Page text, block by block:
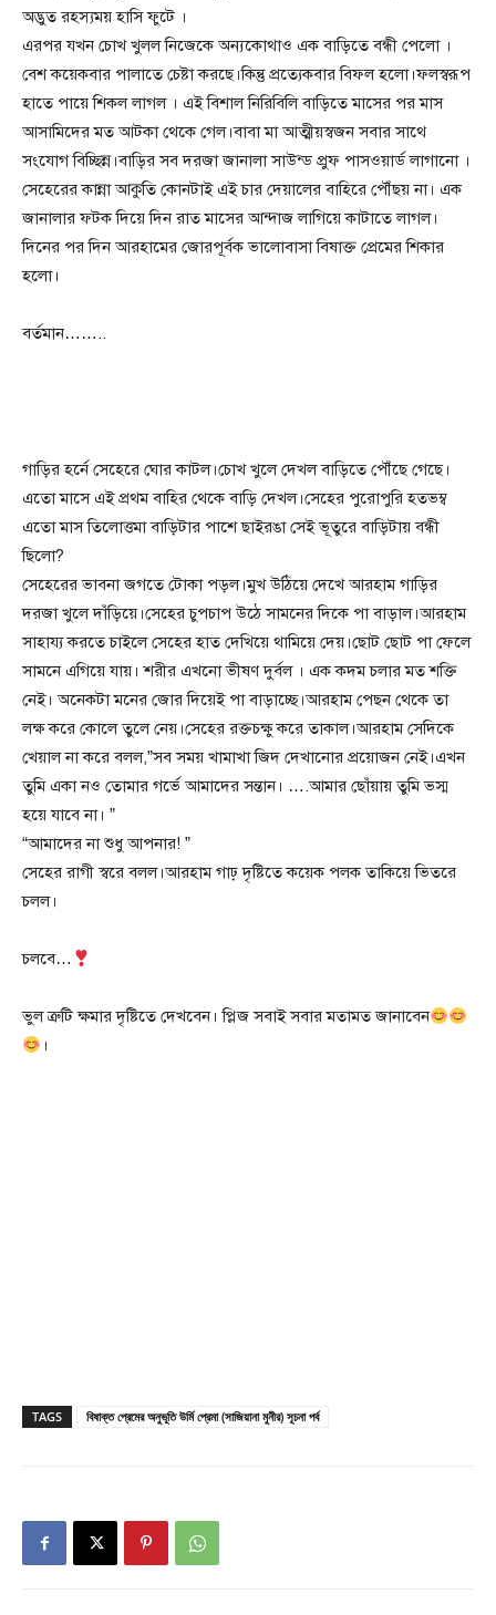
অদ্ভুত রহস্যময় হাসি ফুটে ।
এরপর যখন চোখ খুলল নিজেকে অন্যকোথাও এক বাড়িতে বন্ধী পেলো ।
বেশ কয়েকবার পালাতে চেষ্টা করছে।কিন্তু প্রত্যেকবার বিফল হলো।ফলস্বরূপ
হাতে পায়ে শিকল লাগল । এই বিশাল নিরিবিলি বাড়িতে মাসের পর মাস
আসামিদের মত আটকা থেকে গেল।বাবা মা আত্মীয়স্বজন সবার সাথে
সংযোগ বিচ্ছিন্ন।বাড়ির সব দরজা জানালা সাউন্ড প্রুফ পাসওয়ার্ড লাগানো ।
সেহেরের কান্না আকুতি কোনটাই এই চার দেয়ালের বাহিরে পৌঁছয় না। এক
জানালার ফটক দিয়ে দিন রাত মাসের আন্দাজ লাগিয়ে কাটাতে লাগল।
দিনের পর দিন আরহামের জোরপূর্বক ভালোবাসা বিষাক্ত প্রেমের শিকার
হলো।
বর্তমান……..
গাড়ির হর্নে সেহেরে ঘোর কাটল।চোখ খুলে দেখল বাড়িতে পৌঁছে গেছে।
এতো মাসে এই প্রথম বাহির থেকে বাড়ি দেখল।সেহের পুরোপুরি হতভম্ব
এতো মাস তিলোত্তমা বাড়িটার পাশে ছাইরঙা সেই ভূতুরে বাড়িটায় বন্ধী
ছিলো?
সেহেরের ভাবনা জগতে টোকা পড়ল।মুখ উঠিয়ে দেখে আরহাম গাড়ির
দরজা খুলে দাঁড়িয়ে।সেহের চুপচাপ উঠে সামনের দিকে পা বাড়াল।আরহাম
সাহায্য করতে চাইলে সেহের হাত দেখিয়ে থামিয়ে দেয়।ছোট ছোট পা ফেলে
সামনে এগিয়ে যায়। শরীর এখনো ভীষণ দুর্বল । এক কদম চলার মত শক্তি
নেই। অনেকটা মনের জোর দিয়েই পা বাড়াচ্ছে।আরহাম পেছন থেকে তা
লক্ষ করে কোলে তুলে নেয়।সেহের রক্তচক্ষু করে তাকাল।আরহাম সেদিকে
খেয়াল না করে বলল,”সব সময় খামাখা জিদ দেখানোর প্রয়োজন নেই।এখন
তুমি একা নও তোমার গর্ভে আমাদের সন্তান। ….আমার ছোঁয়ায় তুমি ভস্ম
হয়ে যাবে না। ”
“আমাদের না শুধু আপনার! ”
সেহের রাগী স্বরে বলল।আরহাম গাঢ় দৃষ্টিতে কয়েক পলক তাকিয়ে ভিতরে
চলল।
চলবে…
ভুল ত্রুটি ক্ষমার দৃষ্টিতে দেখবেন। প্লিজ সবাই সবার মতামত জানাবেন
।
TAGS বিষাক্ত প্রেমের অনুভূতি উর্মি প্রেমা (সাজিয়ানা মুনীর) সূচনা পর্ব